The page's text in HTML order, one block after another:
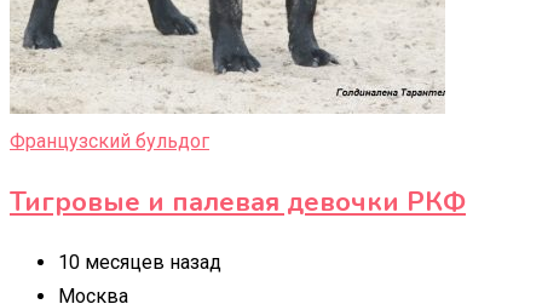
Французский бульдог
Тигровые и палевая девочки РКФ
10 месяцев назад
Москва